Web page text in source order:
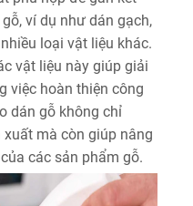
ví dụ như dán gạch,
loại vật liệu khác.
vật liệu này giúp giải
việc hoàn thiện công
dán gỗ không chỉ
mà còn giúp nâng
các sản phẩm gỗ.